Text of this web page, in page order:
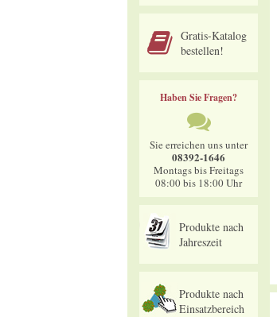
Gratis-Katalog
bestellen!
Haben Sie Fragen?
Sie erreichen uns unter
08392-1646
Montags bis Freitags
08:00 bis 18:00 Uhr
Produkte nach
Jahreszeit
Produkte nach
Einsatzbereich